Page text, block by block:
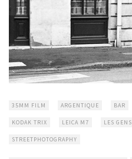
35MM FILM ARGENTIQUE BAR
KODAK TRIX LEICA M7 LES GENS
STREETPHOTOGRAPHY